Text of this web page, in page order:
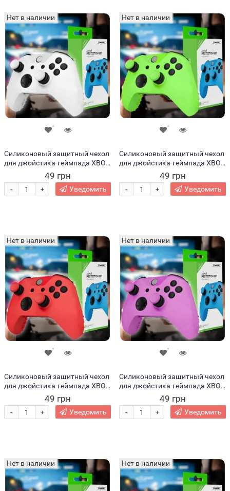
Нет в наличии
Силиконовый защитный чехол
для джойстика-геймпада XBOX
360 Белый (206)49 грн
+
- Уведомить
Нет в наличии
Силиконовый защитный чехол
для джойстика-геймпада XBOX
360 Зеленый (206)
49 грн
+
- Уведомить
Нет в наличии
Силиконовый защитный чехол
для джойстика-геймпада XBOX
360 Красный (206)
49 грн
+
- Уведомить
Нет в наличии
Силиконовый защитный чехол
для джойстика-геймпада XBOX
360 Розовый (206)
49 грн
+
- Уведомить
Нет в наличии Нет в наличии